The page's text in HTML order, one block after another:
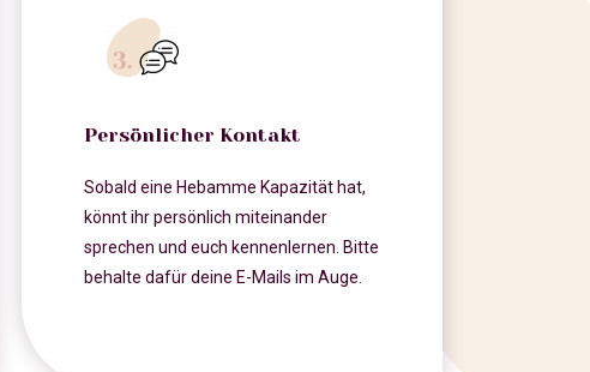
Persönlicher Kontakt
Sobald eine Hebamme Kapazität hat,
könnt ihr persönlich miteinander
sprechen und euch kennenlernen. Bitte
behalte dafür deine E-Mails im Auge.